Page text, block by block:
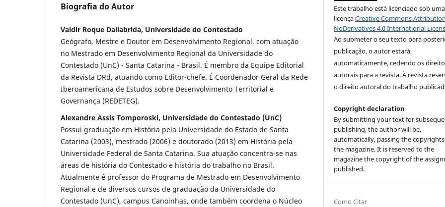
Biografia do Autor
Valdir Roque Dallabrida, Universidade do Contestado
Geógrafo, Mestre e Doutor em Desenvolvimento Regional, com atuação
no Mestrado em Desenvolvimento Regional da Universidade do
Contestado (UnC) - Santa Catarina - Brasil. É membro da Equipe Editorial
da Revista DRd, atuando como Editor-chefe. É Coordenador Geral da Rede
Iberoamericana de Estudos sobre Desenvolvimento Territorial e
Governança (REDETEG).
Alexandre Assis Tomporoski, Universidade do Contestado (UnC)
Possui graduação em História pela Universidade do Estado de Santa
Catarina (2003), mestrado (2006) e doutorado (2013) em História pela
Universidade Federal de Santa Catarina. Sua atuação concentra-se nas
áreas de história do Contestado e história do trabalho no Brasil.
Atualmente é professor do Programa de Mestrado em Desenvolvimento
Regional e de diversos cursos de graduação da Universidade do
Contestado (UnC), campus Canoinhas, onde também coordena o Núcleo
Este trabalho está licenciado sob uma
licençaCreative Commons
NoDerivatives 4.0 International
Ao submeter o seu texto para
publicação, o autor estará,
automaticamente, cedendo os
autorais para a revista. À revista
o direito autoral do trabalho
Copyright declaration
By submitting your text for
publishing, the author will be,
automatically, passing the
the magazine. It is reserved to the
magazine the copyright of the
published.
Como Citar